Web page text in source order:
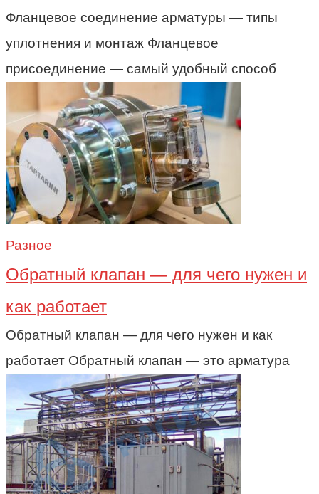
Фланцевое соединение арматуры — типы
уплотнения и монтаж Фланцевое
присоединение — самый удобный способ
Разное
Обратный клапан — для чего нужен и
как работает
Обратный клапан — для чего нужен и как
работает Обратный клапан — это арматура